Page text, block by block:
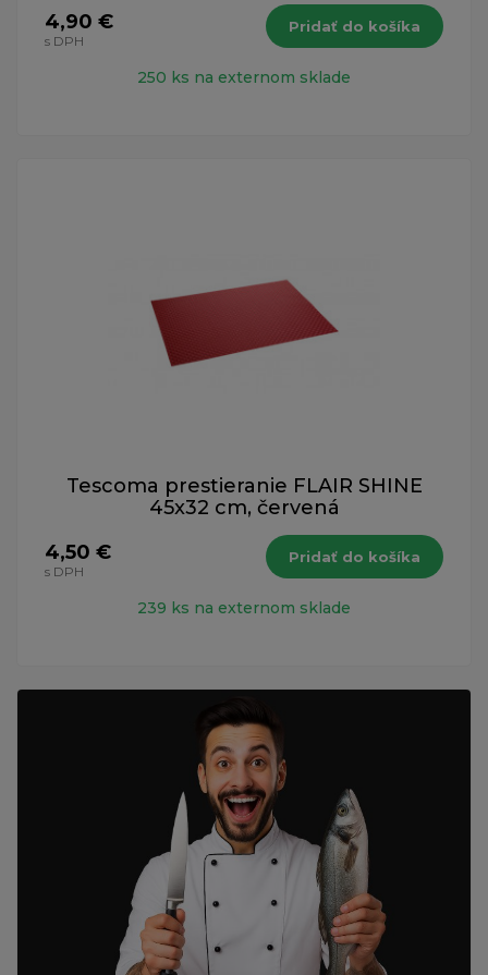
4,90 €
s DPH
Pridať do košíka
250 ks na externom sklade
Tescoma prestieranie FLAIR SHINE
45x32 cm, červená
4,50 €
s DPH
Pridať do košíka
239 ks na externom sklade